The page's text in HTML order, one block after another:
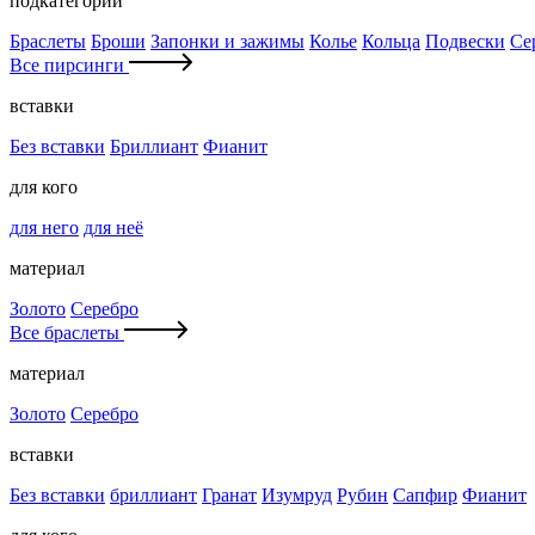
Браслеты Броши Запонки и зажимы Колье Кольца Подвески
Все пирсинги
вставки
Без вставки Бриллиант Фианит
для кого
для него для неё
материал
Золото Серебро
Все браслеты
материал
Золото Серебро
вставки
Без вставки бриллиант Гранат Изумруд Рубин Сапфир Фианит